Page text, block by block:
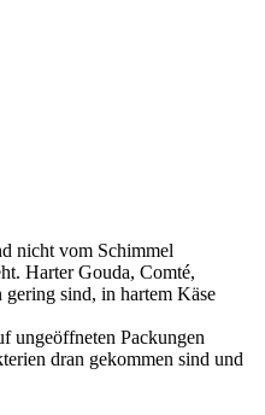
nicht vom Schimmel
Harter Gouda, Comté,
sind, in hartem Käse
ungeöffneten Packungen
dran gekommen sind und